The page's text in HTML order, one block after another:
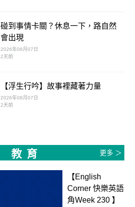
碰到事情卡關？休息一下，路自然
會出現
2026年08月07日
2天前
【浮生行吟】故事裡藏著力量
2026年08月07日
2天前
教育 更多 ＞
【English
Corner 快樂英語
角Week 230 】